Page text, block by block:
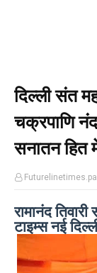
दिल्ली संत
चक्रपाणि नंद
सनातन हित
रामानंद
टाइम्स नई